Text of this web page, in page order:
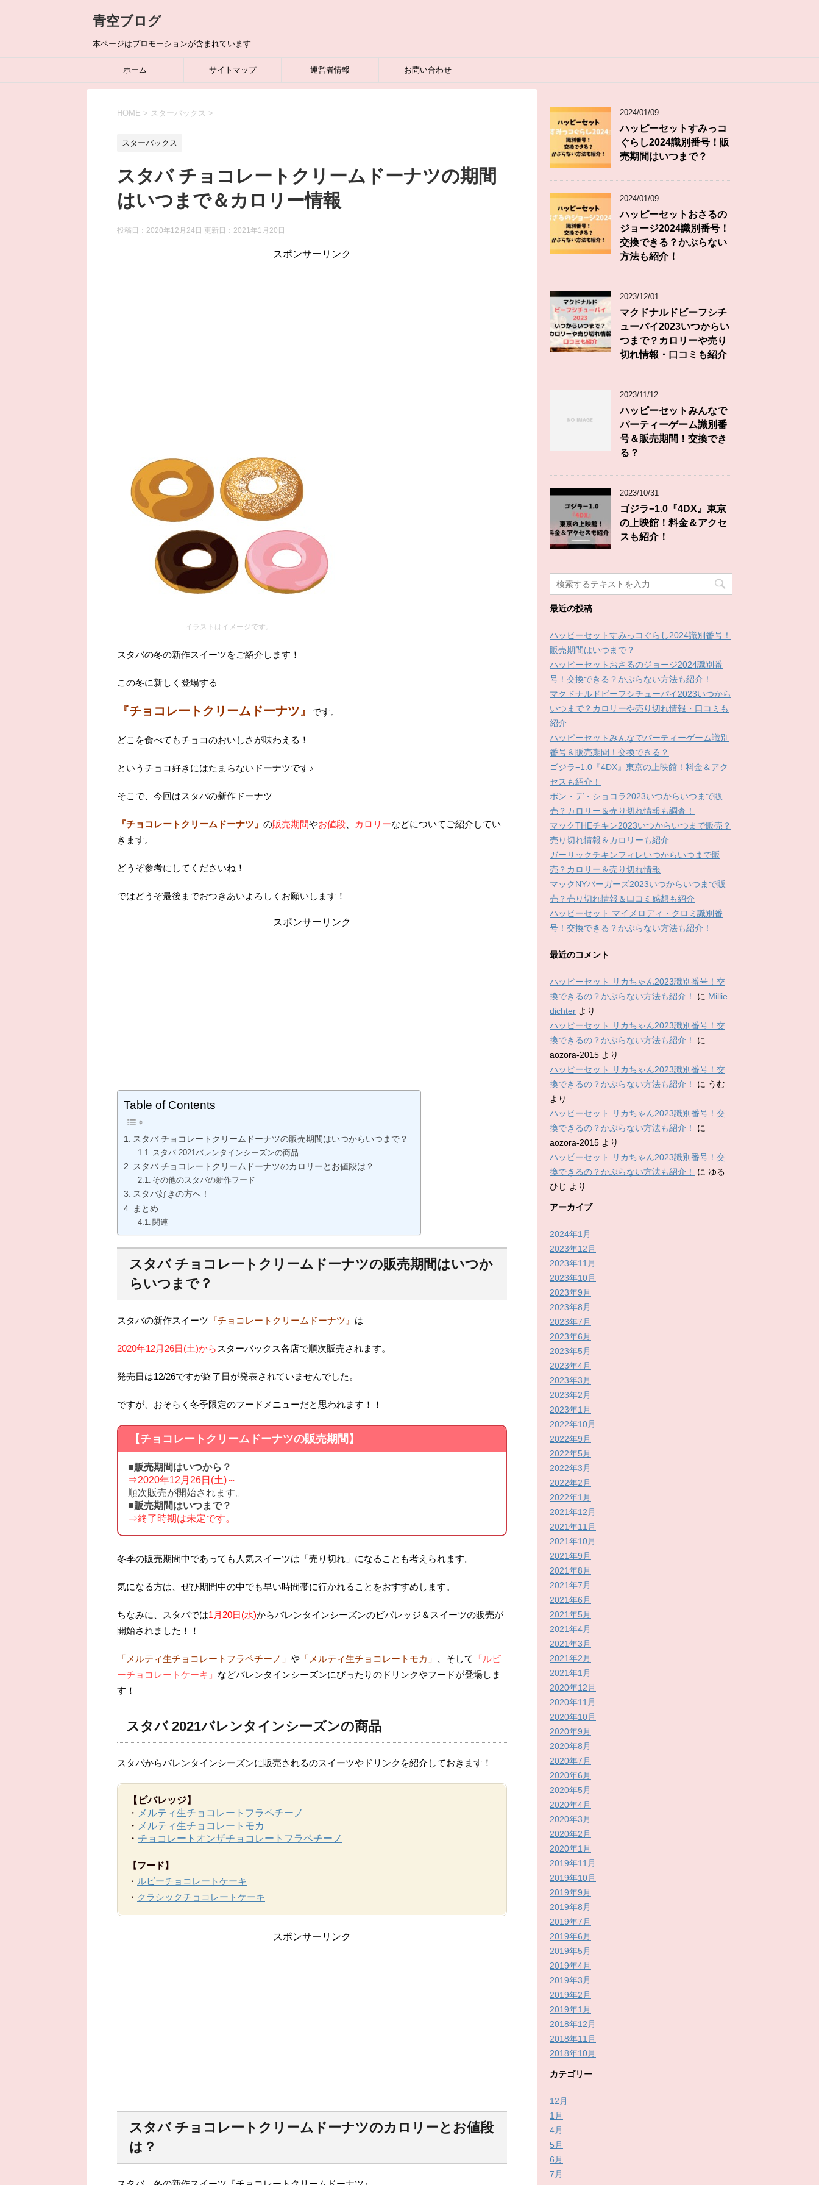
青空ブログ
本ページはプロモーションが含まれています
ホーム サイトマップ 運営者情報 お問い合わせ
HOME > スターバックス >
スターバックス
スタバ チョコレートクリームドーナツの期間
はいつまで＆カロリー情報
投稿日：2020年12月24日 更新日： 2021年1月20日
スポンサーリンク
イラストはイメージです。
スタバの冬の新作スイーツをご紹介します！
この冬に新しく登場する
『チョコレートクリームドーナツ』 です。
どこを食べてもチョコのおいしさが味わえる！
というチョコ好きにはたまらないドーナツです♪
そこで、今回はスタバの新作ドーナツ
『チョコレートクリームドーナツ』 の販売期間やお値段 カロリーなどについてご紹介してい
きます。
どうぞ参考にしてくださいね！
ではどうぞ最後までおつきあいよろしくお願いします！
スポンサーリンク
Table of Contents
スタバ チョコレートクリームドーナツの販売期間はいつからいつまで？
スタバ 2021バレンタインシーズンの商品
スタバ チョコレートクリームドーナツのカロリーとお値段は？
その他のスタバの新作フード
スタバ好きの方へ！
まとめ
関連
スタバ チョコレートクリームドーナツの販売期間はいつか
らいつまで？
スタバの新作スイーツ 『チョコレートクリームドーナツ』 は
2020年12月26日(土)から スターバックス各店で順次販売されます。
発売日は12/26ですが終了日が発表されていませんでした。
ですが、おそらく冬季限定のフードメニューだと思われます！！
【チョコレートクリームドーナツの販売期間】
■販売期間はいつから？
⇒2020年12月26日(土)～
順次販売が開始されます。
■販売期間はいつまで？
⇒終了時期は未定です。
冬季の販売期間中であっても人気スイーツは「売り切れ」になることも考えられます。
気になる方は、ぜひ期間中の中でも早い時間帯に行かれることをおすすめします。
ちなみに、スタバでは1月20日(水)からバレンタインシーズンのビバレッジ＆スイーツの販売が
開始されました！！
「メルティ生チョコレートフラペチーノ」 や 「メルティ生チョコレートモカ」 、そして
「ルビ
ーチョコレートケーキ」 などバレンタインシーズンにぴったりのドリンクやフードが登場しま
す！
スタバ 2021バレンタインシーズンの商品
スタバからバレンタインシーズンに販売されるのスイーツやドリンクを紹介しておきます！
【ビバレッジ】
・ メルティ生チョコレートフラペチーノ
・ メルティ生チョコレートモカ
・ チョコレートオンザチョコレートフラペチーノ
【フード】
・ ルビーチョコレートケーキ
・ クラシックチョコレートケーキ
スポンサーリンク
スタバ チョコレートクリームドーナツのカロリーとお値段
は？
2024/01/09
ハッピーセットすみっコ
ぐらし2024識別番号！販
売期間はいつまで？
2024/01/09
ハッピーセットおさるの
ジョージ2024識別番号！
交換できる？かぶらない
方法も紹介！
2023/12/01
マクドナルドビーフシチ
ューパイ2023いつからい
つまで？カロリーや売り
切れ情報・口コミも紹介
2023/11/12
ハッピーセットみんなで
パーティーゲーム識別番
号＆販売期間！交換でき
る？
2023/10/31
ゴジラ−1.0『4DX』東京
の上映館！料金＆アクセ
スも紹介！
最近の投稿
ハッピーセットすみっコぐらし2024識別番号！
販売期間はいつまで？
ハッピーセットおさるのジョージ2024識別番
号！交換できる？かぶらない方法も紹介！
マクドナルドビーフシチューパイ2023いつから
いつまで？カロリーや売り切れ情報・口コミも
紹介
ハッピーセットみんなでパーティーゲーム識別
番号＆販売期間！交換できる？
ゴジラ−1.0『4DX』東京の上映館！料金＆アク
セスも紹介！
ポン・デ・ショコラ2023いつからいつまで販
売？カロリー＆売り切れ情報も調査！
マックTHEチキン2023いつからいつまで販売？
売り切れ情報＆カロリーも紹介
ガーリックチキンフィレいつからいつまで販
売？カロリー＆売り切れ情報
マックNYバーガーズ2023いつからいつまで販
売？売り切れ情報＆口コミ感想も紹介
ハッピーセット マイメロディ・クロミ識別番
号！交換できる？かぶらない方法も紹介！
最近のコメント
ハッピーセット リカちゃん2023識別番号！交
換できるの？かぶらない方法も紹介！
に Millie
dichter より
ハッピーセット リカちゃん2023識別番号！交
換できるの？かぶらない方法も紹介！
に
aozora-2015 より
ハッピーセット リカちゃん2023識別番号！交
換できるの？かぶらない方法も紹介！
に うむ
より
ハッピーセット リカちゃん2023識別番号！交
換できるの？かぶらない方法も紹介！
に
aozora-2015 より
ハッピーセット リカちゃん2023識別番号！交
換できるの？かぶらない方法も紹介！
に ゆる
ひじ より
アーカイブ
2024年1月
2023年12月
2023年11月
2023年10月
2023年9月
2023年8月
2023年7月
2023年6月
2023年5月
2023年4月
2023年3月
2023年2月
2023年1月
2022年10月
2022年9月
2022年5月
2022年3月
2022年2月
2022年1月
2021年12月
2021年11月
2021年10月
2021年9月
2021年8月
2021年7月
2021年6月
2021年5月
2021年4月
2021年3月
2021年2月
2021年1月
2020年12月
2020年11月
2020年10月
2020年9月
2020年8月
2020年7月
2020年6月
2020年5月
2020年4月
2020年3月
2020年2月
2020年1月
2019年11月
2019年10月
2019年9月
2019年8月
2019年7月
2019年6月
2019年5月
2019年4月
2019年3月
2019年2月
2019年1月
2018年12月
2018年11月
2018年10月
カテゴリー
12月
1月
4月
5月
6月
7月